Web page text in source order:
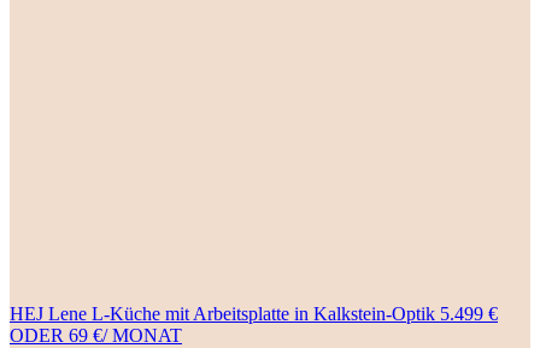
HEJ Lene L-Küche mit Arbeitsplatte in Kalkstein-Optik 5.499 €
ODER 69 €/ MONAT